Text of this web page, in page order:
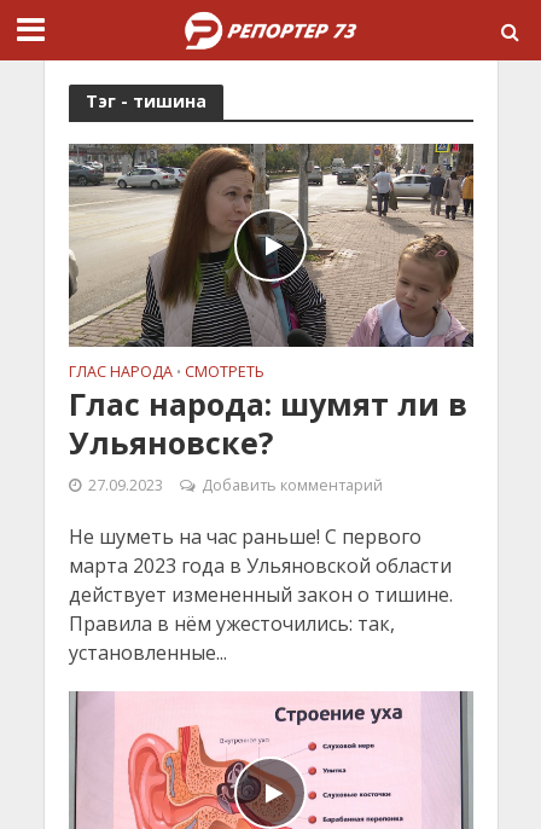
Тэг - тишина
ГЛАС НАРОДА • СМОТРЕТЬ
Глас народа: шумят ли в
Ульяновске?
27.09.2023 Добавить комментарий
Не шуметь на час раньше! С первого
марта 2023 года в Ульяновской области
действует измененный закон о тишине.
Правила в нём ужесточились: так,
установленные...